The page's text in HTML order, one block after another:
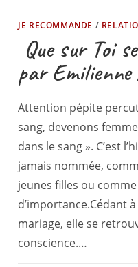
JE RECOMMANDE /
Que sur Toi
par
Attention pépite
sang, devenons
dans le sang ». C’est
jamais nommée,
jeunes filles ou comme
d’importance.Cédant
mariage, elle se
conscience.…